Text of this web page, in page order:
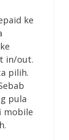
ke
in/out.
pilih.
pula
mobile